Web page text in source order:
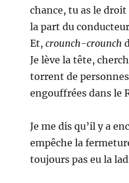
chance, tu as le droit
la part du
Et,crounch-crounch
Je lève la tête,
torrent de
engouffrées dans le
Je me dis qu’il y a
empêche la
toujours pas eu la